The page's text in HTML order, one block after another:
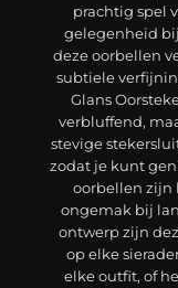
prachtig spel
gelegenheid
deze oorbellen
subtiele
Glans
verbluffend,
stevige
zodat je kunt
oorbellen zijn
ongemak bij
ontwerp zijn
op elke
elke outfit, of